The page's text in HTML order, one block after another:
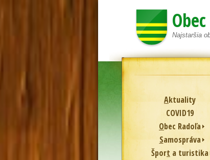
Najstaršia
Aktuality
COVID19
Obec Radoľa
Samospráva
Šport a turistika